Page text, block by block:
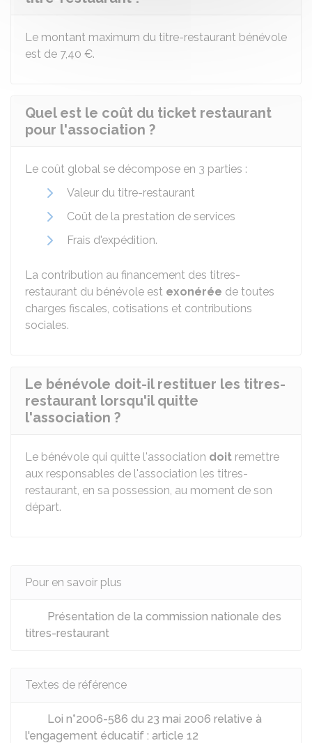
Le montant maximum du titre-restaurant bénévole
est de 7,40 €.
Quel est le coût du ticket restaurant
pour l'association ?
Le coût global se décompose en 3 parties :
Valeur du titre-restaurant
Coût de la prestation de services
Frais d'expédition.
La contribution au financement des titres-
restaurant du bénévole est exonérée de toutes
charges fiscales, cotisations et contributions
sociales.
Le bénévole doit-il restituer les titres-
restaurant lorsqu'il quitte
l'association ?
Le bénévole qui quitte l'association doit remettre
aux responsables de l'association les titres-
restaurant, en sa possession, au moment de son
départ.
Pour en savoir plus
Présentation de la commission nationale des
titres-restaurant
Textes de référence
Loi n°2006-586 du 23 mai 2006 relative à
l'engagement éducatif : article 12